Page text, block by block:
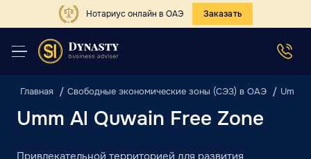
Нотариус онлайн в ОАЭ Заказать
Главная Свободные экономические зоны (СЭЗ) в ОАЭ Umm
Umm Al Quwain Free Zone
Привлекательной территорией для развития